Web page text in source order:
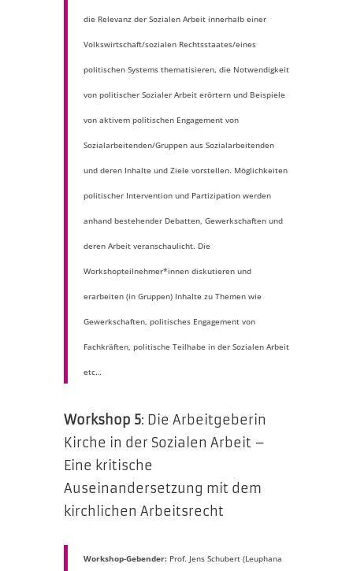
die Relevanz der Sozialen Arbeit innerhalb einer
Volkswirtschaft/sozialen Rechtsstaates/eines
politischen Systems thematisieren, die Notwendigkeit
von politischer Sozialer Arbeit erörtern und Beispiele
von aktivem politischen Engagement von
Sozialarbeitenden/Gruppen aus Sozialarbeitenden
und deren Inhalte und Ziele vorstellen. Möglichkeiten
politischer Intervention und Partizipation werden
anhand bestehender Debatten, Gewerkschaften und
deren Arbeit veranschaulicht. Die
Workshopteilnehmer*innen diskutieren und
erarbeiten (in Gruppen) Inhalte zu Themen wie
Gewerkschaften, politisches Engagement von
Fachkräften, politische Teilhabe in der Sozialen Arbeit
etc…
Workshop 5: Die Arbeitgeberin
Kirche in der Sozialen Arbeit –
Eine kritische
Auseinandersetzung mit dem
kirchlichen Arbeitsrecht
Workshop-Gebender:Prof. Jens Schubert (Leuphana